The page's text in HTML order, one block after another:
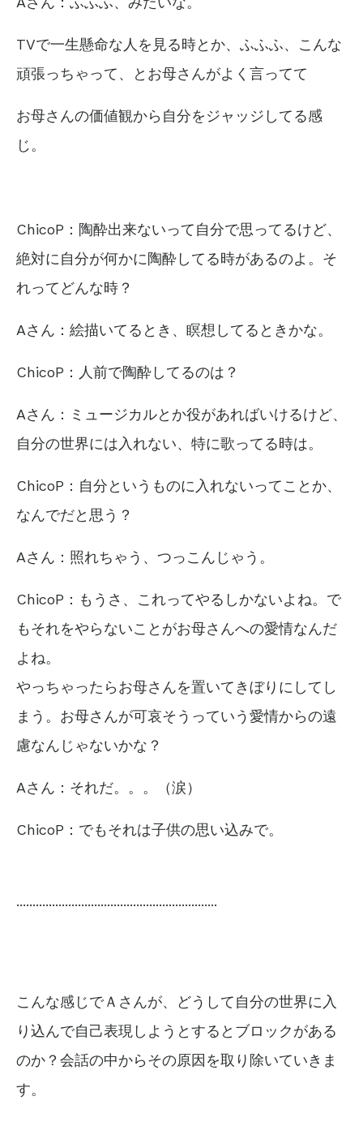
TVで一生懸命な人を見る時とか、ふふふ、こんな
頑張っちゃって、とお母さんがよく言ってて
お母さんの価値観から自分をジャッジしてる感
じ。
ChicoP：陶酔出来ないって自分で思ってるけど、
絶対に自分が何かに陶酔してる時があるのよ。そ
れってどんな時？
Aさん：絵描いてるとき、瞑想してるときかな。
ChicoP：人前で陶酔してるのは？
Aさん：ミュージカルとか役があればいけるけど、
自分の世界には入れない、特に歌ってる時は。
ChicoP：自分というものに入れないってことか、
なんでだと思う？
Aさん：照れちゃう、つっこんじゃう。
ChicoP：もうさ、これってやるしかないよね。 で
もそれをやらないことがお母さんへの愛情なんだ
よね。
やっちゃったらお母さんを置いてきぼりにしてし
まう。お母さんが可哀そうっていう愛情からの遠
慮なんじゃないかな？
Aさん：それだ。。。（涙）
ChicoP：でもそれは子供の思い込みで。
..............................................................
こんな感じでＡさんが、どうして自分の世界に入
り込んで自己表現しようとするとブロックがある
のか？会話の中からその原因を取り除いていきま
す。